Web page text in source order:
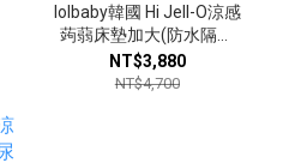
lolbaby韓國 Hi Jell-O涼感
蒟蒻床墊加大(防水隔尿
款)｜雲朵朵
NT$3,880
NT$4,700